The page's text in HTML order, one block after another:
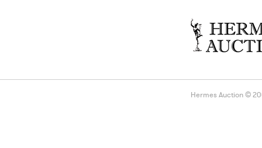
Hermes Auction ©